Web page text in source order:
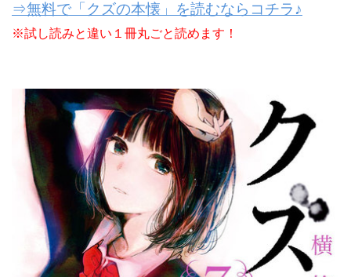
⇒無料で「クズの本懐」を読むならコチラ♪
※試し読みと違い１冊丸ごと読めます！